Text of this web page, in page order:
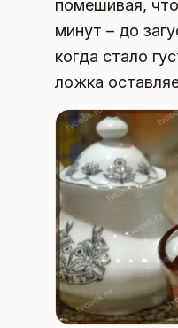
помешивая,
минут – до
когда стало
ложка